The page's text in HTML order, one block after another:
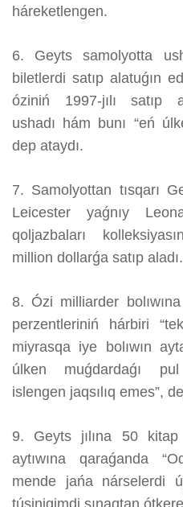
háreketlengen.
6. Geyts samolyotta
biletlerdi satıp alatuǵın
óziniń 1997-jılı satıp
ushadı hám bunı “eń
dep ataydı.
7. Samolyottan tısqarı
Leicester yaǵnıy
qoljazbaları
million dollarǵa satıp aladı.
8. Ózi milliarder
perzentleriniń hárbiri
miyrasqa iye bolıwın
úlken muǵdardaǵı
islengen jaqsılıq emes”,
9. Geyts jılına 50 kitap
aytıwına qaraǵanda
mende jańa nárselerdi